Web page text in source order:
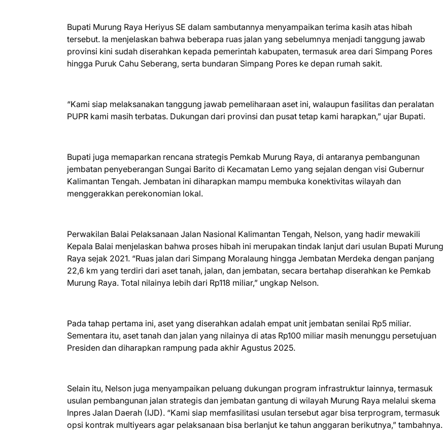
Bupati Murung Raya Heriyus SE dalam sambutannya menyampaikan terima kasih atas hibah
tersebut. Ia menjelaskan bahwa beberapa ruas jalan yang sebelumnya menjadi tanggung jawab
provinsi kini sudah diserahkan kepada pemerintah kabupaten, termasuk area dari Simpang Pores
hingga Puruk Cahu Seberang, serta bundaran Simpang Pores ke depan rumah sakit.
“Kami siap melaksanakan tanggung jawab pemeliharaan aset ini, walaupun fasilitas dan peralatan
PUPR kami masih terbatas. Dukungan dari provinsi dan pusat tetap kami harapkan,” ujar Bupati.
Bupati juga memaparkan rencana strategis Pemkab Murung Raya, di antaranya pembangunan
jembatan penyeberangan Sungai Barito di Kecamatan Lemo yang sejalan dengan visi Gubernur
Kalimantan Tengah. Jembatan ini diharapkan mampu membuka konektivitas wilayah dan
menggerakkan perekonomian lokal.
Perwakilan Balai Pelaksanaan Jalan Nasional Kalimantan Tengah, Nelson, yang hadir mewakili
Kepala Balai menjelaskan bahwa proses hibah ini merupakan tindak lanjut dari usulan Bupati Murung
Raya sejak 2021. “Ruas jalan dari Simpang Moralaung hingga Jembatan Merdeka dengan panjang
22,6 km yang terdiri dari aset tanah, jalan, dan jembatan, secara bertahap diserahkan ke Pemkab
Murung Raya. Total nilainya lebih dari Rp118 miliar,” ungkap Nelson.
Pada tahap pertama ini, aset yang diserahkan adalah empat unit jembatan senilai Rp5 miliar.
Sementara itu, aset tanah dan jalan yang nilainya di atas Rp100 miliar masih menunggu persetujuan
Presiden dan diharapkan rampung pada akhir Agustus 2025.
Selain itu, Nelson juga menyampaikan peluang dukungan program infrastruktur lainnya, termasuk
usulan pembangunan jalan strategis dan jembatan gantung di wilayah Murung Raya melalui skema
Inpres Jalan Daerah (IJD). “Kami siap memfasilitasi usulan tersebut agar bisa terprogram, termasuk
opsi kontrak multiyears agar pelaksanaan bisa berlanjut ke tahun anggaran berikutnya,” tambahnya.